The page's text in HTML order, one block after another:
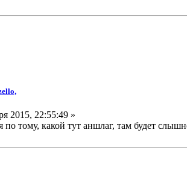
2015, 22:55:49 »
по тому, какой тут аншлаг, там будет